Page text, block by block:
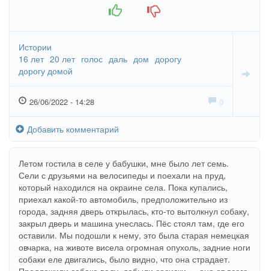
Истории
16 лет 20 лет голос даль дом дорогу
дорогу домой
26/06/2022 - 14:28 0
Добавить комментарий
Летом гостила в селе у бабушки, мне было лет семь.
Сели с друзьями на велосипеды и поехали на пруд,
который находился на окраине села. Пока купались,
приехал какой-то автомобиль, предположительно из
города, задняя дверь открылась, кто-то вытолкнул собаку,
закрыл дверь и машина унеслась. Пёс стоял там, где его
оставили. Мы подошли к нему, это была старая немецкая
овчарка, на животе висела огромная опухоль, задние ноги
собаки еле двигались, было видно, что она страдает.